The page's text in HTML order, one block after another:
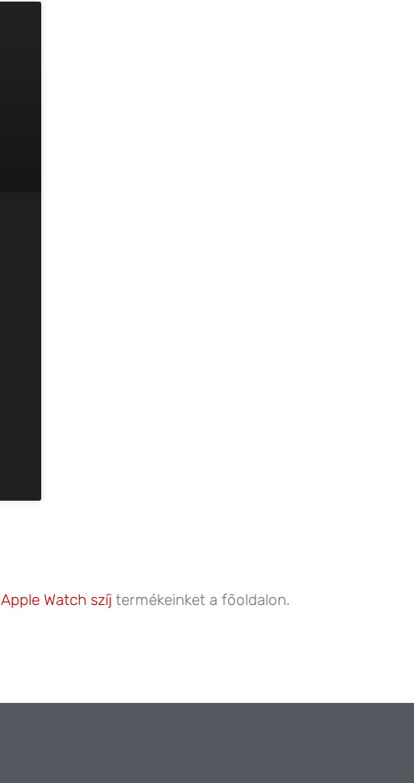
Apple Watch szíj termékeinket a főoldalon.